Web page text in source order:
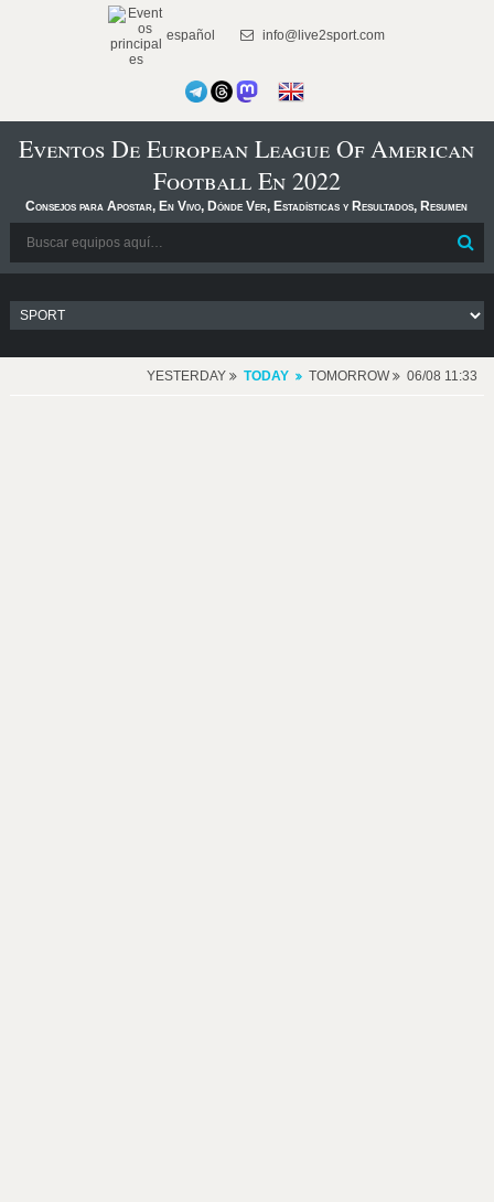
español info@live2sport.com
Eventos De European League Of American
Football En 2022
Consejos para Apostar, En Vivo, Dónde Ver, Estadísticas y Resultados, Resumen
YESTERDAY TODAY TOMORROW 06/08 11:33